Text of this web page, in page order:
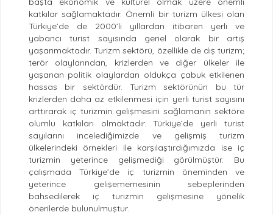
katkılar sağlamaktadır. Önemli bir turizm ülkesi olan
Türkiye’de de 2000’li yıllardan itibaren yerli ve
yabancı turist sayısında genel olarak bir artış
yaşanmaktadır. Turizm sektörü, özellikle de dış turizm;
terör olaylarından, krizlerden ve diğer ülkeler ile
yaşanan politik olaylardan oldukça çabuk etkilenen
hassas bir sektördür. Turizm sektörünün bu tür
krizlerden daha az etkilenmesi için yerli turist sayısını
arttırarak iç turizmin gelişmesini sağlamanın sektöre
olumlu katkıları olmaktadır. Türkiye’de yerli turist
sayılarını incelediğimizde ve gelişmiş turizm
ülkelerindeki örnekleri ile karşılaştırdığımızda ise iç
turizmin yeterince gelişmediği görülmüştür. Bu
çalışmada Türkiye’de iç turizmin öneminden ve
yeterince gelişememesinin sebeplerinden
bahsedilerek iç turizmin gelişmesine yönelik
önerilerde bulunulmuştur.